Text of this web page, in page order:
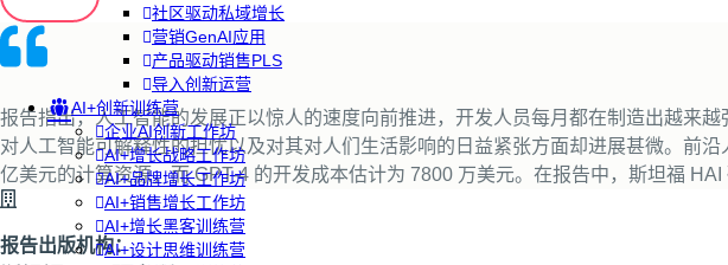
社区驱动私域增长
营销GenAI应用
产品驱动销售PLS
导入创新运营
AI+创新训练营
企业AI创新工作坊
AI+增长战略工作坊
AI+品牌增长工作坊
AI+销售增长工作坊
AI+增长黑客训练营
AI+设计思维训练营
报告指出，人工智能的发展正以惊人的速度向前推进，开发人员每月都在制造出越来
对人工智能可解释性的担忧以及对其对人们生活影响的日益紧张方面却进展甚微。前
亿美元的计算资源，而 GPT-4 的开发成本估计为 7800 万美元。在报告中，斯坦福
报告出版机构：